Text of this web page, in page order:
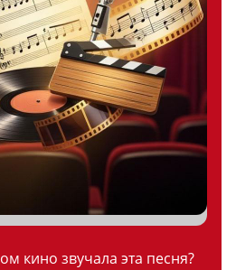
кино звучала эта песня?